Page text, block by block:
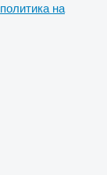
политика на